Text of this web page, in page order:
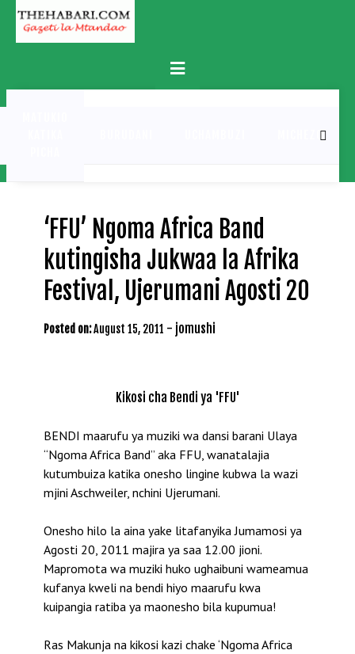
Skip
content
Primary
Menu
MICHEZO
‘FFU’ Ngoma Africa Band
kutingisha Jukwaa la Afrika
Festival, Ujerumani Agosti 20
Posted on:August 15, 2011 - jomushi
Kikosi cha Bendi ya 'FFU'
BENDI maarufu ya muziki wa dansi barani Ulaya
“Ngoma Africa Band” aka FFU, wanatalajia
kutumbuiza katika onesho lingine kubwa la wazi
mjini Aschweiler, nchini Ujerumani.
Onesho hilo la aina yake litafanyika Jumamosi ya
Agosti 20, 2011 majira ya saa 12.00 jioni.
Mapromota wa muziki huko ughaibuni wameamua
kufanya kweli na bendi hiyo maarufu kwa
kuipangia ratiba ya maonesho bila kupumua!
Ras Makunja na kikosi kazi chake ‘Ngoma Africa